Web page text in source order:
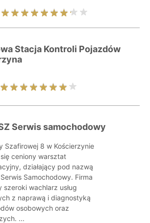
Stacja Kontroli Pojazdów
Serwis samochodowy
Szafirowej 8 w Kościerzynie
ceniony warsztat
działający pod nazwą
Samochodowy. Firma
szeroki wachlarz usług
z naprawą i diagnostyką
osobowych oraz
...